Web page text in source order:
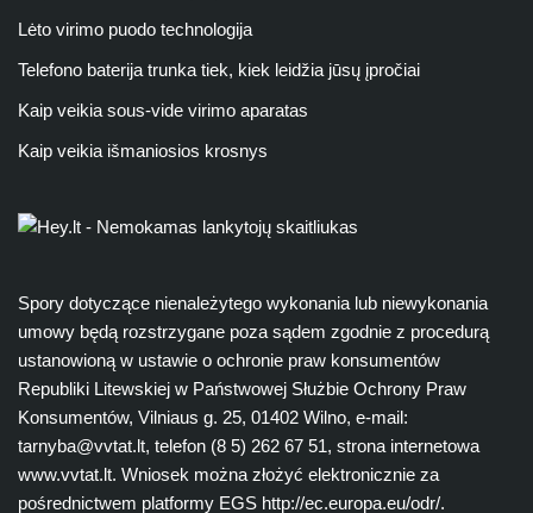
Lėto virimo puodo technologija
Telefono baterija trunka tiek, kiek leidžia jūsų įpročiai
Kaip veikia sous-vide virimo aparatas
Kaip veikia išmaniosios krosnys
Spory dotyczące nienależytego wykonania lub niewykonania
umowy będą rozstrzygane poza sądem zgodnie z procedurą
ustanowioną w ustawie o ochronie praw konsumentów
Republiki Litewskiej w Państwowej Służbie Ochrony Praw
Konsumentów, Vilniaus g. 25, 01402 Wilno, e-mail:
tarnyba@vvtat.lt, telefon (8 5) 262 67 51, strona internetowa
www.vvtat.lt. Wniosek można złożyć elektronicznie za
pośrednictwem platformy EGS http://ec.europa.eu/odr/.